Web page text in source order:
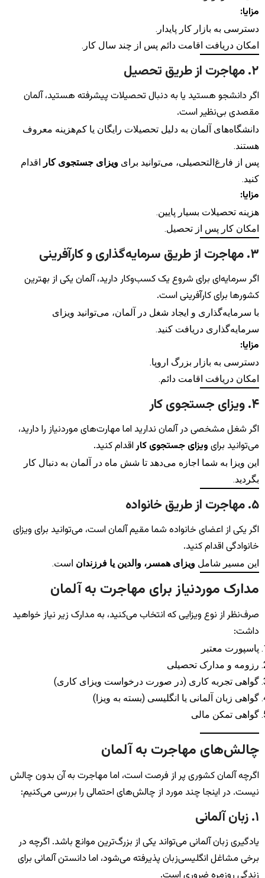
مزایا:
دسترسی به بازار کار پایدار.
امکان دریافت اقامت دائم پس از چند سال کار.
۲. مهاجرت از طریق تحصیل
اگر دانشجو هستید یا به دنبال تحصیلات پیشرفته هستید، آلمان
مقصدی بی‌نظیر است.
دانشگاه‌های آلمان به دلیل تحصیلات رایگان یا کم‌هزینه معروف
هستند.
پس از فارغ‌التحصیلی، می‌توانید برای ویزای جستجوی کار
اقدام
کنید.
مزایا:
هزینه تحصیلات بسیار پایین.
امکان کار پس از تحصیل.
۳. مهاجرت از طریق سرمایه‌گذاری و کارآفرینی
اگر سرمایه‌ای برای شروع یک کسب‌وکار دارید، آلمان یکی از بهترین
کشورها برای کارآفرینی است.
با سرمایه‌گذاری و ایجاد شغل در آلمان، می‌توانید ویزای
سرمایه‌گذاری دریافت کنید.
مزایا:
دسترسی به بازار بزرگ اروپا.
امکان دریافت اقامت دائم.
۴. ویزای جستجوی کار
اگر شغل مشخصی در آلمان ندارید اما مهارت‌های موردنیاز را دارید،
می‌توانید برای ویزای جستجوی کاراقدام کنید.
این ویزا به شما اجازه می‌دهد تا شش ماه در آلمان به دنبال کار
بگردید.
۵. مهاجرت از طریق خانواده
اگر یکی از اعضای خانواده شما مقیم آلمان است، می‌توانید برای ویزای
خانوادگی اقدام کنید.
این مسیر شامل ویزای همسر، والدین یا فرزندان است.
مدارک موردنیاز برای مهاجرت به آلمان
صرف‌نظر از نوع ویزایی که انتخاب می‌کنید، به مدارک زیر نیاز خواهید
داشت:
پاسپورت معتبر
رزومه و مدارک تحصیلی
گواهی تجربه کاری (در صورت درخواست ویزای کاری)
گواهی زبان آلمانی یا انگلیسی (بسته به ویزا)
گواهی تمکن مالی
چالش‌های مهاجرت به آلمان
اگرچه آلمان کشوری پر از فرصت است، اما مهاجرت به آن بدون چالش
نیست. در اینجا چند مورد از چالش‌های احتمالی را بررسی می‌کنیم:
۱. زبان آلمانی
یادگیری زبان آلمانی می‌تواند یکی از بزرگ‌ترین موانع باشد. اگرچه در
برخی مشاغل انگلیسی‌زبان پذیرفته می‌شود، اما دانستن آلمانی برای